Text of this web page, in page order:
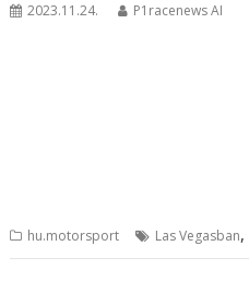
2023.11.24. P1racenews AI
hu.motorsport Las Vegasban,